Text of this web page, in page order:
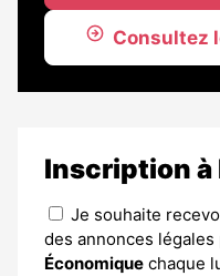
Consultez
Inscription
Je souhaite
des annonces légales
Économique chaque